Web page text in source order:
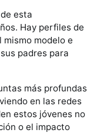
esta
Hay perfiles de
mismo modelo e
padres para
más profundas
en las redes
estos jóvenes no
o el impacto